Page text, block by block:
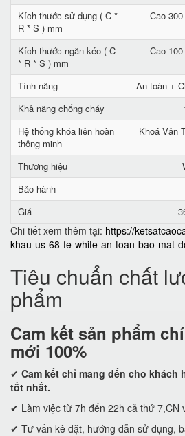
Kích thước sử dụng ( C *
R * S ) mm
Cao
Kích thước ngăn kéo ( C
* R * S ) mm
Cao
Tính năng
An toàn +
Khả năng chống cháy
Hệ thống khóa liên hoàn
thông minh
Khoá Vân
Thương hiệu
Bảo hành
Giá
Chi tiết xem thêm tại: https://
khau-us-68-fe-white-an-toan-bao-mat-
Tiêu chuẩn chất
phẩm
Cam kết sản phẩm
mới 100%
✔ Cam kết chỉ mang đến cho khách
tốt nhất.
✔ Làm việc từ 7h đến 22h cả thứ 7,CN
✔ Tư vấn kê đặt, hướng dẫn sử dụng,